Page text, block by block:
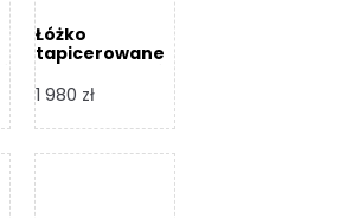
Łóżko
tapicerowane
Design
1 980 zł